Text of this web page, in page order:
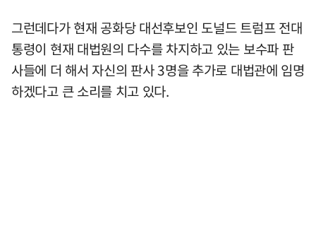
그런데다가 현재 공화당 대선후보인 도널드 트럼프 전대
통령이 현재 대법원의 다수를 차지하고 있는 보수파 판
사들에 더 해서 자신의 판사 3명을 추가로 대법관에 임명
하겠다고 큰 소리를 치고 있다.